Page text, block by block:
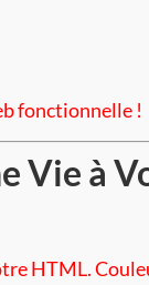
fonctionnelle !
Vie à
HTML.